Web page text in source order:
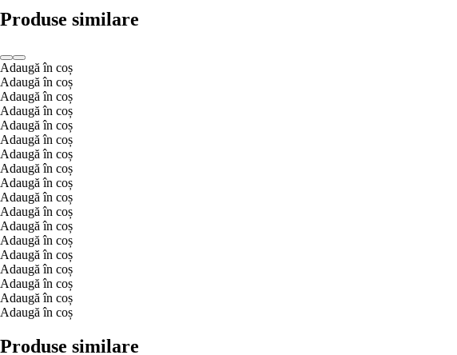
Produse similare
Adaugă în coș
Adaugă în coș
Adaugă în coș
Adaugă în coș
Adaugă în coș
Adaugă în coș
Adaugă în coș
Adaugă în coș
Adaugă în coș
Adaugă în coș
Adaugă în coș
Adaugă în coș
Adaugă în coș
Adaugă în coș
Adaugă în coș
Adaugă în coș
Adaugă în coș
Adaugă în coș
Produse similare